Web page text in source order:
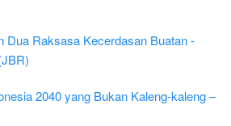
Dua Raksasa Kecerdasan Buatan -
2040 yang Bukan Kaleng-kaleng –